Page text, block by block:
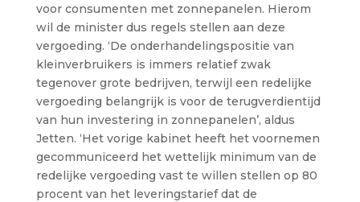
voor consumenten met zonnepanelen. Hierom
wil de minister dus regels stellen aan deze
vergoeding. ‘De onderhandelingspositie van
kleinverbruikers is immers relatief zwak
tegenover grote bedrijven, terwijl een redelijke
vergoeding belangrijk is voor de terugverdientijd
van hun investering in zonnepanelen’, aldus
Jetten. ‘Het vorige kabinet heeft het voornemen
gecommuniceerd het wettelijk minimum van de
redelijke vergoeding vast te willen stellen op 80
procent van het leveringstarief dat de